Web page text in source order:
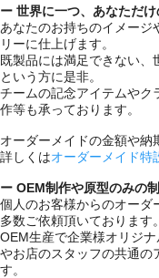
ー 世界に一つ、あなただ
あなたのお持ちのイメー
リーに仕上げます。
既製品には満足できない
という方に是非。
チームの記念アイテムやク
作等も承っております。
オーダーメイドの金額や納
詳しくはオーダーメイド特
ー OEM制作や原型のみの
個人のお客様からのオーダ
多数ご依頼頂いております。
OEM生産で企業様オリジ
やお店のスタッフの共通の
す。